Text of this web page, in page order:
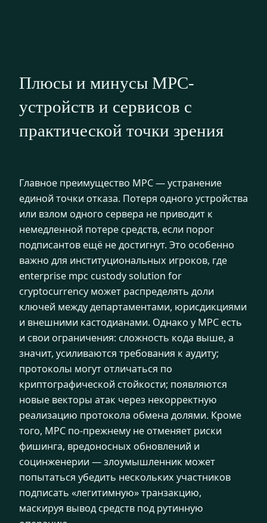
Плюсы и минусы MPC-
устройств и сервисов с
практической точки зрения
Главное преимущество MPC — устранение
единой точки отказа. Потеря одного устройства
или взлом одного сервера не приводит к
немедленной потере средств, если порог
подписантов ещё не достигнут. Это особенно
важно для институциональных игроков, где
enterprise mpc custody solution for
cryptocurrency может распределять доли
ключей между департаментами, юрисдикциями
и внешними кастодианами. Однако у MPC есть
и свои ограничения: сложность кода выше, а
значит, усиливаются требования к аудиту;
протоколы могут отличаться по
криптографической стойкости; появляются
новые векторы атак через некорректную
реализацию протокола обмена долями. Кроме
того, MPC по-прежнему не отменяет риски
фишинга, вредоносных обновлений и
социнженерии — злоумышленник может
попытаться убедить нескольких участников
подписать «легитимную» транзакцию,
маскируя вывод средств под рутинную